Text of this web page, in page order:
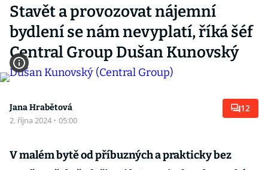
Stavět a provozovat nájemní
bydlení se nám nevyplatí, říká šéf
Central Group Dušan Kunovský
Jana Hrabětová
2. října 2024 · 05:00
12
V malém bytě od příbuzných a prakticky bez